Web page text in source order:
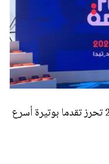
برنامج فرصة: نسخة 2023 تحرز تقدما بوتيرة أسرع